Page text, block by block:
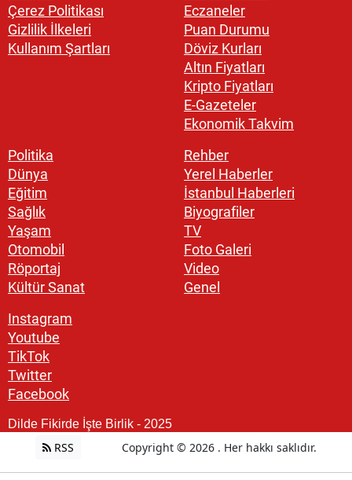
Çerez Politikası
Gizlilik İlkeleri
Kullanım Şartları
Eczaneler
Puan Durumu
Döviz Kurları
Altın Fiyatları
Kripto Fiyatları
E-Gazeteler
Ekonomik Takvim
Politika
Dünya
Eğitim
Sağlık
Yaşam
Otomobil
Röportaj
Kültür Sanat
Rehber
Yerel Haberler
İstanbul Haberleri
Biyografiler
TV
Foto Galeri
Video
Genel
Instagram
Youtube
TikTok
Twitter
Facebook
Dilde Fikirde İşte Birlik - 2025
RSS Copyright © 2026 . Her hakkı saklıdır.